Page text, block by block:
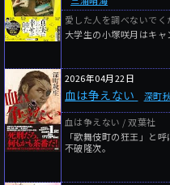
愛した人を調べないで
大学生の小塚咲月はキャ
2026年04月22日
血は争えない 深町
血は争えない / 双葉社
「歌舞伎町の狂王」と
不破隆次。